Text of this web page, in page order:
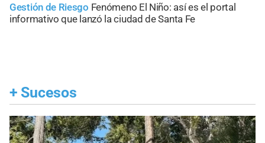
Gestión de Riesgo Fenómeno El Niño: así es el portal
informativo que lanzó la ciudad de Santa Fe
+ Sucesos